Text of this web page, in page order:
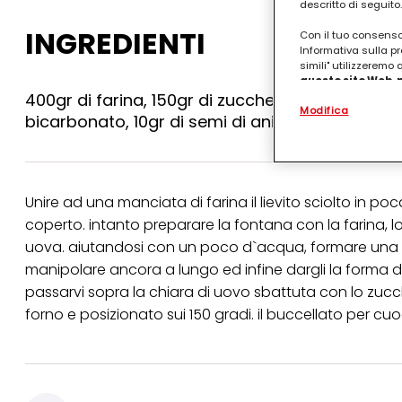
INGREDIENTI
400gr di farina, 150gr di zucchero, 50gr di
bicarbonato, 10gr di semi di anice, 80gr di
Unire ad una manciata di farina il lievito sciolto in
coperto. intanto preparare la fontana con la farina,
uova. aiutandosi con un poco d`acqua, formare
manipolare ancora a lungo ed infine dargli la forma
passarvi sopra la chiara di uovo sbattuta con lo
forno e posizionato sui 150 gradi. il buccellato per
descritto di seguito.
Con il tuo
Informativa sulla
simili" utilizzeremo
questo sito
.
(rispettivamente
terzi, conservare
Puoi trovare
collegata nel piè di
qualsiasi momento
collegata nel piè di
periodo di
"modifica" di
Se fai clic su
Modifica